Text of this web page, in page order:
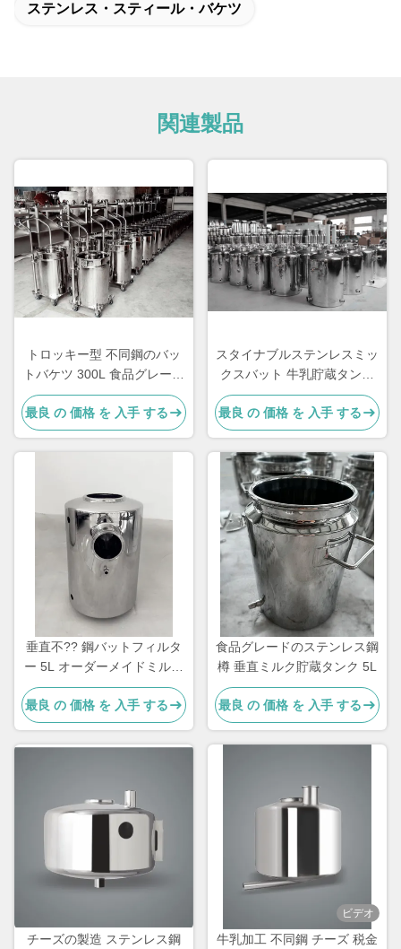
ステンレス・スティール・バケツ
関連製品
トロッキー型 不同鋼のバッ
トバケツ 300L 食品グレード
オーダーメイド
最良 の 価格 を 入手 する
スタイナブルステンレスミッ
クスバット 牛乳貯蔵タンク
3kg
最良 の 価格 を 入手 する
垂直不?? 鋼バットフィルタ
ー 5L オーダーメイドミルク
水分離機
最良 の 価格 を 入手 する
食品グレードのステンレス鋼
樽 垂直ミルク貯蔵タンク 5L
最良 の 価格 を 入手 する
チーズの製造 ステンレス鋼
ビデオ
牛乳加工 不同鋼 チーズ 税金